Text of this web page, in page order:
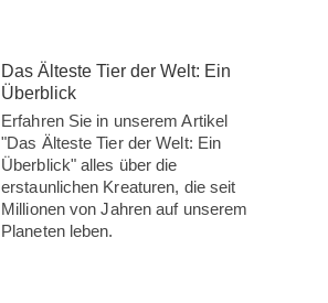
Das Älteste Tier der Welt: Ein
Überblick
Erfahren Sie in unserem Artikel
"Das Älteste Tier der Welt: Ein
Überblick" alles über die
erstaunlichen Kreaturen, die seit
Millionen von Jahren auf unserem
Planeten leben.